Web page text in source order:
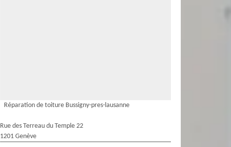
Réparation de toiture Bussigny-pres-lausanne
Rue des Terreau du Temple 22
1201 Genève